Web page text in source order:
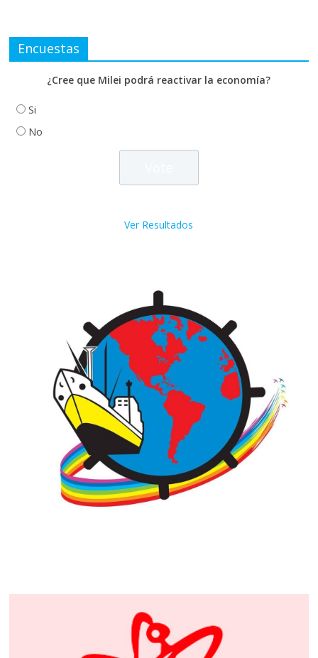
Encuestas
¿Cree que Milei podrá reactivar la economía?
Si
No
Ver Resultados